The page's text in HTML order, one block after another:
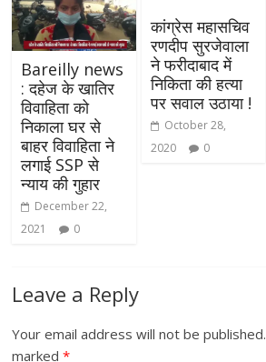
Bareilly news
: दहेज के खातिर
विवाहिता को
निकाला घर से
बाहर विवाहिता ने
लगाई SSP से
न्याय की गुहार
December 22,
2021
0
कांग्रेस महासचिव
रणदीप सुरजेवाला
ने फरीदाबाद में
निकिता की हत्या
पर सवाल उठाया !
October 28,
2020
0
Leave a Reply
Your email address will not be published.
marked*